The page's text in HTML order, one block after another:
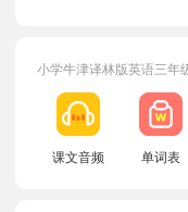
小学牛津译林版英语三年
课文音频 单词表
小宝666176 正在学习
小宝171618
正在学习
小宝220395
正在学习
小宝504904
正在学习